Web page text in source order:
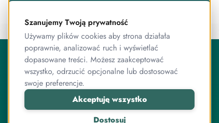
O Publigo
Publigo to rozwiązanie opracowane przez stabilny
zespół przyjaciół, którzy jednocześnie są ekspertami od
programowania.
Pracujemy razem od lat, zarówno przy systemie
sprzedaży kursów, jak i wielu innych projektach
związanych z internetem, IT, elektroniką czy sprzedażą
Szanujemy Twoją prywatność
Używamy plików cookies aby strona działała
poprawnie, analizować ruch i wyświetlać
dopasowane treści. Możesz zaakceptować
wszystko, odrzucić opcjonalne lub dostosować
swoje preferencje.
Akceptuję wszystko
Dostosuj